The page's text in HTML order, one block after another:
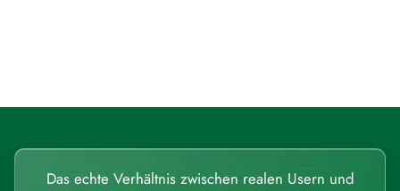
Das echte Verhältnis zwischen realen Usern und